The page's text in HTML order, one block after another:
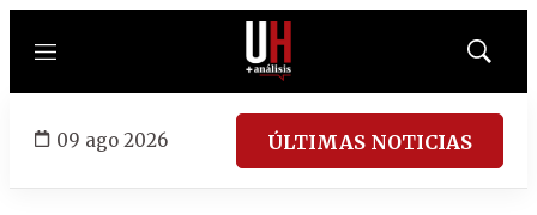
Menú
Mostrar
09 ago 2026 ÚLTIMAS NOTICIAS